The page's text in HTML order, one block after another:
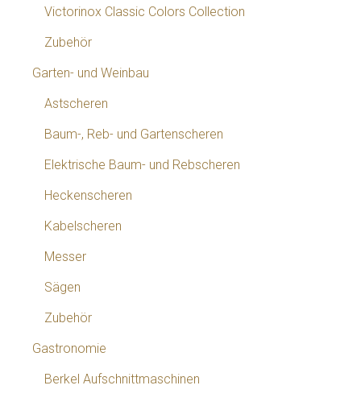
Victorinox Classic Colors Collection
Zubehör
Garten- und Weinbau
Astscheren
Baum-, Reb- und Gartenscheren
Elektrische Baum- und Rebscheren
Heckenscheren
Kabelscheren
Messer
Sägen
Zubehör
Gastronomie
Berkel Aufschnittmaschinen